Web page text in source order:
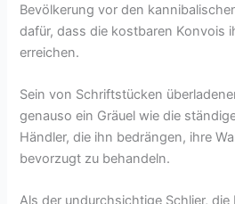
Bevölkerung vor den
dafür, dass die kostbaren Konvois
erreichen.
Sein von Schriftstücken
genauso ein Gräuel wie die
Händler, die ihn bedrängen, ihre
bevorzugt zu behandeln.